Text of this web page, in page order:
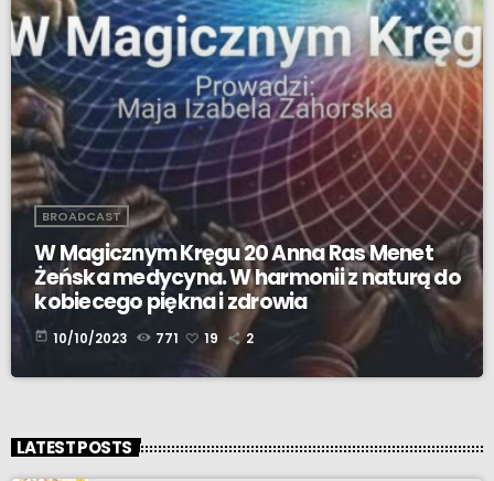
BROADCAST
W Magicznym Kręgu 20 Anna Ras Menet
Żeńska medycyna. W harmonii z naturą do
kobiecego piękna i zdrowia
today 10/10/2023 771 19 2
LATEST POSTS